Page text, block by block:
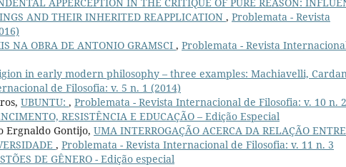
AND THEIR INHERITED REAPPLICATION , Problemata - Revista
NA OBRA DE ANTONIO GRAMSCI , Problemata - Revista
in early modern philosophy – three examples: Machiavelli,
de Filosofia: v. 5 n. 1 (2014)
UBUNTU: , Problemata - Revista Internacional de Filosofia: v. 10 n. 2
RESISTÊNCIA E EDUCAÇÃO – Edição Especial
Ergnaldo Gontijo, UMA INTERROGAÇÃO ACERCA DA RELAÇÃO
, Problemata - Revista Internacional de Filosofia: v. 11 n. 3
DE GÊNERO - Edição especial